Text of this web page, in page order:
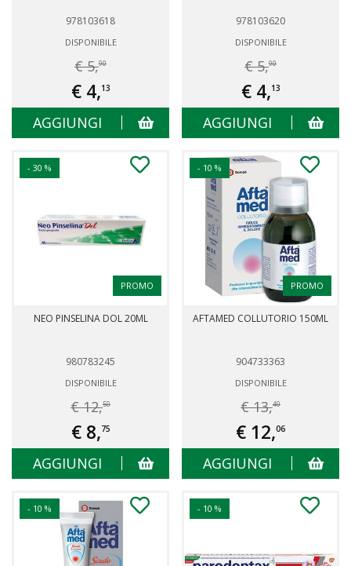
978103618
DISPONIBILE
€ 5,90
€ 4,13
AGGIUNGI
978103620
DISPONIBILE
€ 5,90
€ 4,13
AGGIUNGI
- 30 %
PROMO
NEO PINSELINA DOL 20ML
980783245
DISPONIBILE
€ 12,50
€ 8,75
AGGIUNGI
- 10 %
PROMO
AFTAMED COLLUTORIO 150ML
904733363
DISPONIBILE
€ 13,40
€ 12,06
AGGIUNGI
- 10 % - 10 %